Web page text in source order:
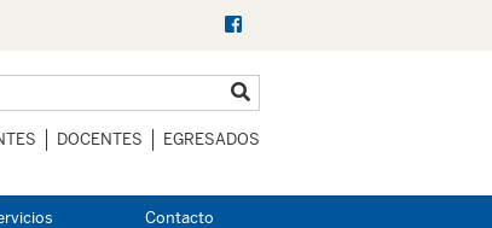
DOCENTES EGRESADOS
Contacto